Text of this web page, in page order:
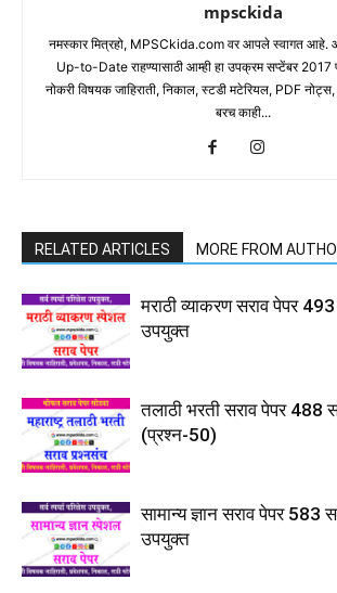
mpsckida
नमस्कार मित्रहो, MPSCkida.com वर आपले स्वागत आहे.
Up-to-Date राहण्यासाठी आम्ही हा उपक्रम सप्टेंबर 2017
नोकरी विषयक जाहिराती, निकाल, स्टडी मटेरियल, PDF
बरच काही...
RELATED ARTICLES MORE FROM
मराठी व्याकरण सराव पेपर 493
उपयुक्त
तलाठी भरती सराव पेपर 488
(प्रश्न-50)
सामान्य ज्ञान सराव पेपर 583
उपयुक्त